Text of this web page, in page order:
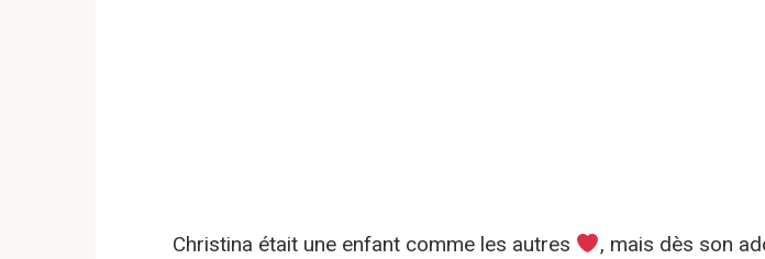
Christina était une enfant comme les autres
, mais dès son